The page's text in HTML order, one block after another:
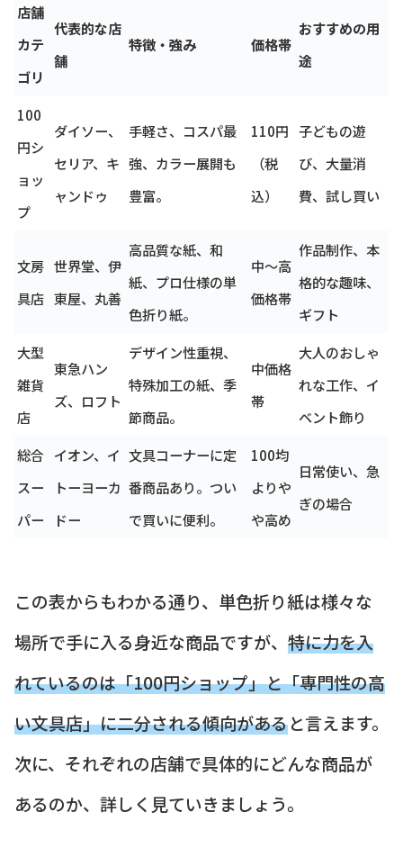
店舗
カテ
ゴリ
代表的な店
舗
特徴・強み 価格帯
おすすめの用
途
100
円シ
ョッ
プ
ダイソー、
セリア、キ
ャンドゥ
手軽さ、コスパ最
強、カラー展開も
豊富。
110円
（税
込）
子どもの遊
び、大量消
費、試し買い
文房
具店
世界堂、伊
東屋、丸善
高品質な紙、和
紙、プロ仕様の単
色折り紙。
中〜高
価格帯
作品制作、本
格的な趣味、
ギフト
大型
雑貨
店
東急ハン
ズ、ロフト
デザイン性重視、
特殊加工の紙、季
節商品。
中価格
帯
大人のおしゃ
れな工作、イ
ベント飾り
総合
スー
パー
イオン、イ
トーヨーカ
ドー
文具コーナーに定
番商品あり。つい
で買いに便利。
100均
よりや
や高め
日常使い、急
ぎの場合
この表からもわかる通り、単色折り紙は様々な
場所で手に入る身近な商品ですが、 特に力を入
れているのは「100円ショップ」と「専門性の高
い文具店」に二分される傾向があると言えます。
次に、それぞれの店舗で具体的にどんな商品が
あるのか、詳しく見ていきましょう。